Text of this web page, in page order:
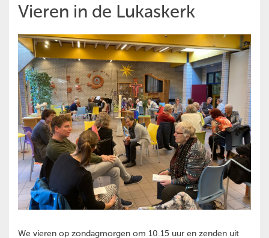
Vieren in de Lukaskerk
We vieren op zondagmorgen om 10.15 uur en zenden uit